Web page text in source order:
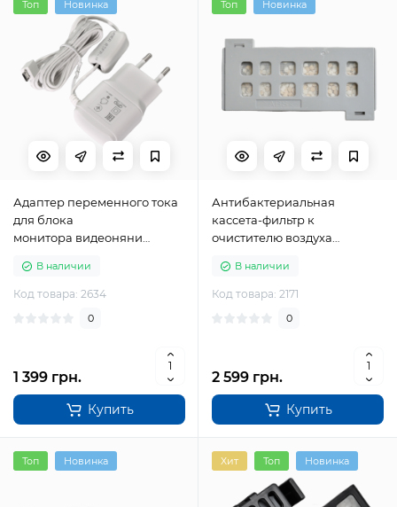
Топ Новинка
Адаптер переменного тока
для блока
монитора видеоняни
В наличии
Код товара: 2634
0
1 399 грн.
Купить
Топ Новинка
Антибактериальная
касcета-фильтр к
очистителю воздуха
В наличии
Код товара: 2171
0
2 599 грн.
Купить
Топ Новинка Хит Топ Новинка